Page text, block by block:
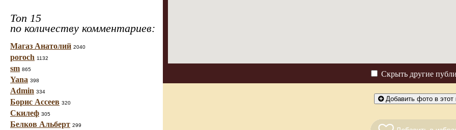
Топ 15
по количеству комментариев:
Магаз Анатолий 2040
poroch 1132
sm 865
Yana 398
Admin 334
Борис Ассеев 320
Скилеф 305
Белков Альберт 299
Скрыть другие
Добавить фото в этот